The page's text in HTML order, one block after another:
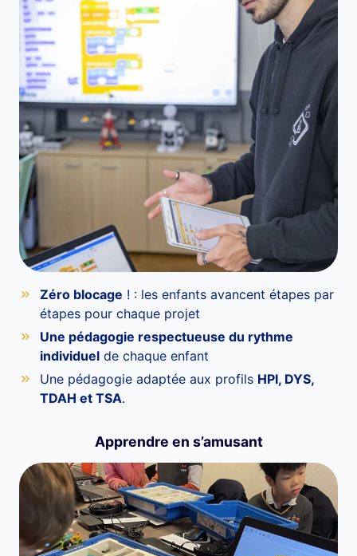
Zéro blocage ! : les enfants avancent étapes par
étapes pour chaque projet
Une pédagogie respectueuse du rythme
individuel de chaque enfant
Une pédagogie adaptée aux profils HPI, DYS,
TDAH et TSA.
Apprendre en s’amusant